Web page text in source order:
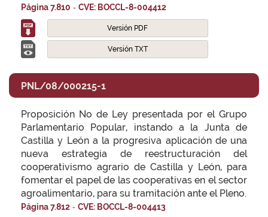
Página 7.810 - CVE: BOCCL-8-004412
Versión PDF
Versión TXT
PNL/08/000215-1
Proposición No de Ley presentada por el Grupo
Parlamentario Popular, instando a la Junta de
Castilla y León a la progresiva aplicación de una
nueva estrategia de reestructuración del
cooperativismo agrario de Castilla y León, para
fomentar el papel de las cooperativas en el sector
agroalimentario, para su tramitación ante el Pleno.
Página 7.812 - CVE: BOCCL-8-004413